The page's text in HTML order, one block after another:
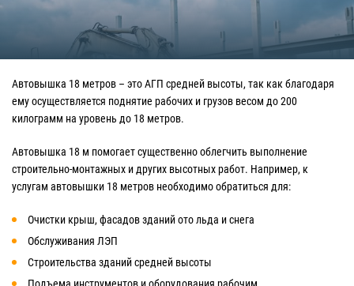
Автовышка 18 метров – это АГП средней высоты, так как благодаря
ему осуществляется поднятие рабочих и грузов весом до 200
килограмм на уровень до 18 метров.
Автовышка 18 м помогает существенно облегчить выполнение
строительно-монтажных и других высотных работ. Например, к
услугам автовышки 18 метров необходимо обратиться для:
Очистки крыш, фасадов зданий ото льда и снега
Обслуживания ЛЭП
Строительства зданий средней высоты